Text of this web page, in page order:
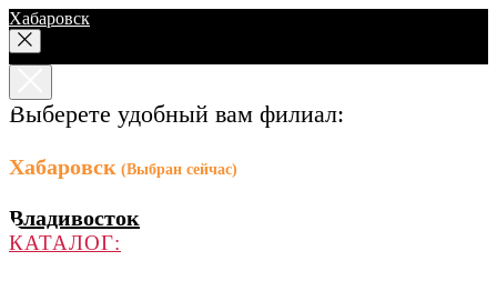
Хабаровск
Выберете удобный вам филиал:
Хабаровск (Выбран сейчас)
Владивосток
КАТАЛОГ: